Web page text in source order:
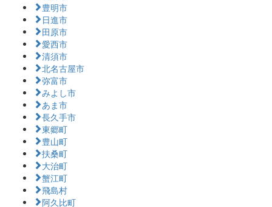
豊明市
日進市
田原市
愛西市
清須市
北名古屋市
弥富市
みよし市
あま市
長久手市
東郷町
豊山町
扶桑町
大治町
蟹江町
飛島村
阿久比町